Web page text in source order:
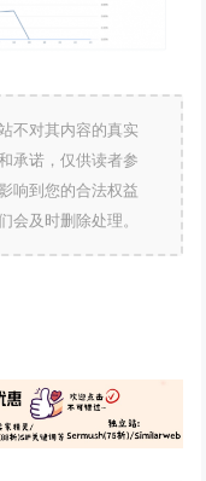
不对其内容的真实
承诺，仅供读者参
响到您的合法权益
会及时删除处理。